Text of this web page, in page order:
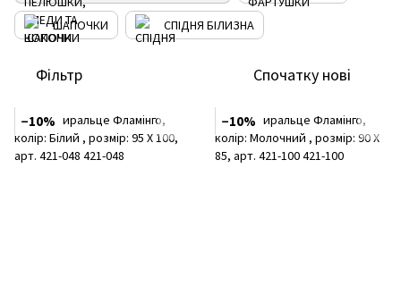
ШАПОЧКИ СПІДНЯ БІЛИЗНА
Фільтр Спочатку нові
−10% −10%